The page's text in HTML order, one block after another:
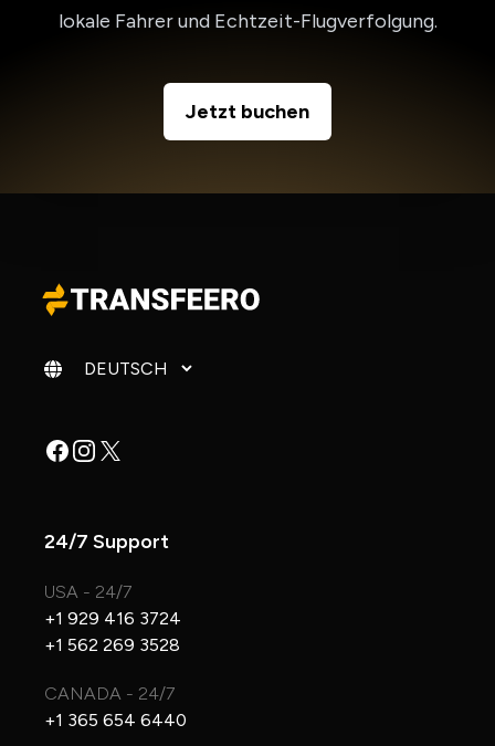
lokale Fahrer und Echtzeit-Flugverfolgung.
Jetzt buchen
Sprache ändern
Facebook
Instagram
X
24/7 Support
USA - 24/7
+1 929 416 3724
+1 562 269 3528
CANADA - 24/7
+1 365 654 6440